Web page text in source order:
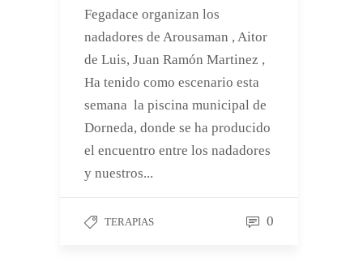
Fegadace organizan los
nadadores de Arousaman , Aitor
de Luis, Juan Ramón Martinez ,
Ha tenido como escenario esta
semana la piscina municipal de
Dorneda, donde se ha producido
el encuentro entre los nadadores
y nuestros...
TERAPIAS 0